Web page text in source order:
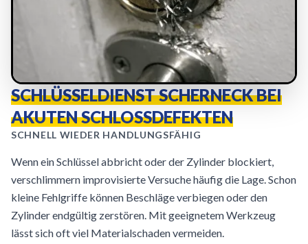
SCHLÜSSELDIENST SCHERNECK BEI
AKUTEN SCHLOSSDEFEKTEN
SCHNELL WIEDER HANDLUNGSFÄHIG
Wenn ein Schlüssel abbricht oder der Zylinder blockiert,
verschlimmern improvisierte Versuche häufig die Lage. Schon
kleine Fehlgriffe können Beschläge verbiegen oder den
Zylinder endgültig zerstören. Mit geeignetem Werkzeug
lässt sich oft viel Materialschaden vermeiden.